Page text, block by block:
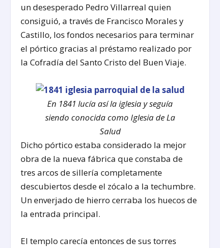
un desesperado Pedro Villarreal quien
consiguió, a través de Francisco Morales y
Castillo, los fondos necesarios para terminar
el pórtico gracias al préstamo realizado por
la Cofradía del Santo Cristo del Buen Viaje.
En 1841 lucía así la iglesia y seguía
siendo conocida como Iglesia de La
Salud
Dicho pórtico estaba considerado la mejor
obra de la nueva fábrica que constaba de
tres arcos de sillería completamente
descubiertos desde el zócalo a la techumbre.
Un enverjado de hierro cerraba los huecos de
la entrada principal.
El templo carecía entonces de sus torres